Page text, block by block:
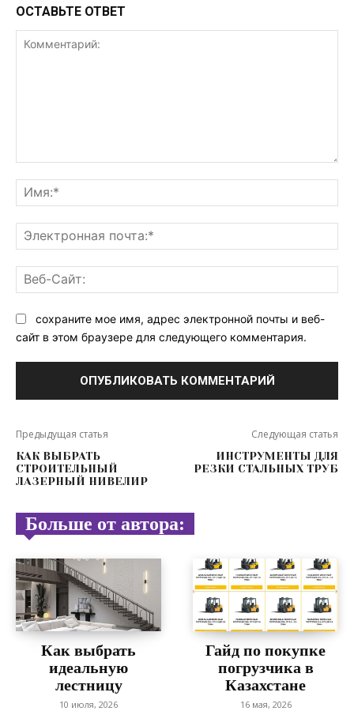
ОСТАВЬТЕ ОТВЕТ
сохраните мое имя, адрес электронной почты и веб-
сайт в этом браузере для следующего комментария.
Предыдущая статья
КАК ВЫБРАТЬ
СТРОИТЕЛЬНЫЙ
ЛАЗЕРНЫЙ НИВЕЛИР
Следующая статья
ИНСТРУМЕНТЫ ДЛЯ
РЕЗКИ СТАЛЬНЫХ ТРУБ
Больше от автора:
Как выбрать
идеальную
лестницу
10 июля, 2026
Гайд по покупке
погрузчика в
Казахстане
16 мая, 2026